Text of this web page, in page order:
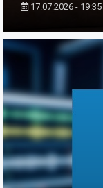
17.07.2026 - 19:35